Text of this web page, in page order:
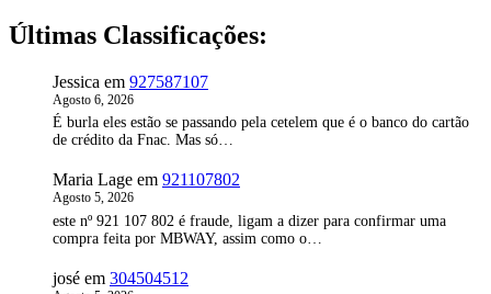
Últimas Classificações:
Jessica em 927587107
Agosto 6, 2026
É burla eles estão se passando pela cetelem que é o banco do cartão
de crédito da Fnac. Mas só…
Maria Lage em 921107802
Agosto 5, 2026
este nº 921 107 802 é fraude, ligam a dizer para confirmar uma
compra feita por MBWAY, assim como o…
josé em 304504512